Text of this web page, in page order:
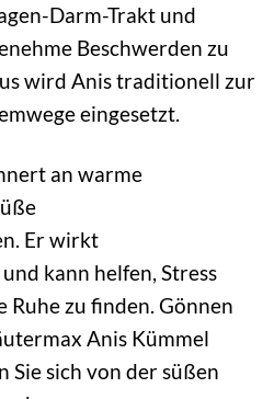
Darm-Trakt und
Beschwerden zu
wird Anis traditionell zur
eingesetzt.
an warme
Er wirkt
kann helfen, Stress
Ruhe zu finden. Gönnen
Anis Kümmel
Sie sich von der süßen